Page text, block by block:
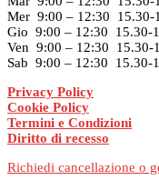
Mer 9:00 – 12:30 15.30-
Gio 9:00 – 12:30 15.30-
Ven 9:00 – 12:30 15.30-
Sab 9:00 – 12:30 15.30-
Privacy Policy
Cookie Policy
Termini e Condizioni
Diritto di recesso
Richiedi cancellazione o